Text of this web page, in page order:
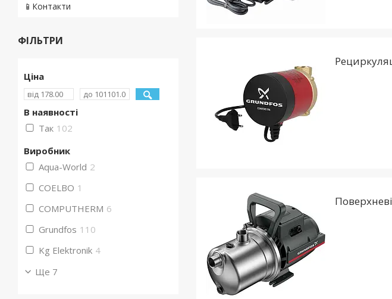
📱Контакти
ФІЛЬТРИ
Ціна
В наявності
Так 102
Виробник
Aqua-World 2
COELBO 1
COMPUTHERM 6
Grundfos 110
Kg Elektronik 4
Ще 7